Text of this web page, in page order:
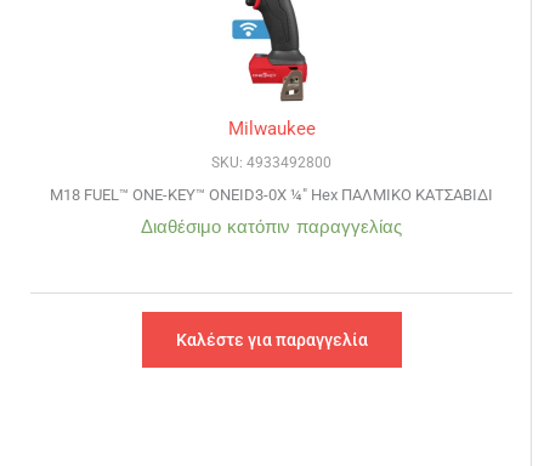
Milwaukee
SKU: 4933492800
M18 FUEL™ ONE-KEY™ ONEID3-0X ¼″ Hex ΠΑΛΜΙΚΟ ΚΑΤΣΑΒΙΔΙ
Διαθέσιμο κατόπιν παραγγελίας
Καλέστε για παραγγελία